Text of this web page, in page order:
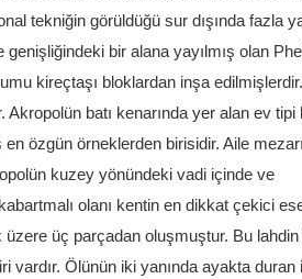
tekniğin görüldüğü sur dışında fazla
bir alana yayılmış olan
kireçtaşı bloklardan inşa
batı kenarında yer alan ev tipi
özgün örneklerden birisidir. Aile mezarı
kuzey yönündeki vadi içinde ve
olanı kentin en dikkat çekici
üzere üç parçadan oluşmuştur. Bu lahdin
vardır. Ölünün iki yanında ayakta duran